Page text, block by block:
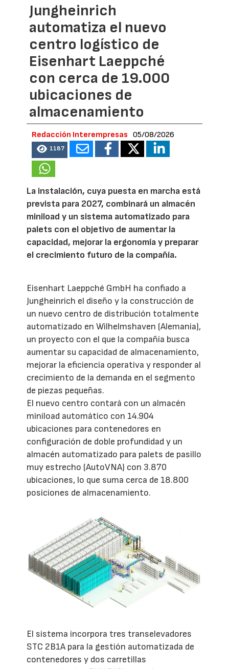
Jungheinrich
automatiza el nuevo
centro logístico de
Eisenhart Laeppché
con cerca de 19.000
ubicaciones de
almacenamiento
Redacción Interempresas 05/08/2026
1187
La instalación, cuya puesta en marcha está
prevista para 2027, combinará un almacén
miniload y un sistema automatizado para
palets con el objetivo de aumentar la
capacidad, mejorar la ergonomía y preparar
el crecimiento futuro de la compañía.
Eisenhart Laeppché GmbH ha confiado a
Jungheinrich el diseño y la construcción de
un nuevo centro de distribución totalmente
automatizado en Wilhelmshaven (Alemania),
un proyecto con el que la compañía busca
aumentar su capacidad de almacenamiento,
mejorar la eficiencia operativa y responder al
crecimiento de la demanda en el segmento
de piezas pequeñas.
El nuevo centro contará con un almacén
miniload automático con 14.904
ubicaciones para contenedores en
configuración de doble profundidad y un
almacén automatizado para palets de pasillo
muy estrecho (AutoVNA) con 3.870
ubicaciones, lo que suma cerca de 18.800
posiciones de almacenamiento.
El sistema incorpora tres transelevadores
STC 2B1A para la gestión automatizada de
contenedores y dos carretillas